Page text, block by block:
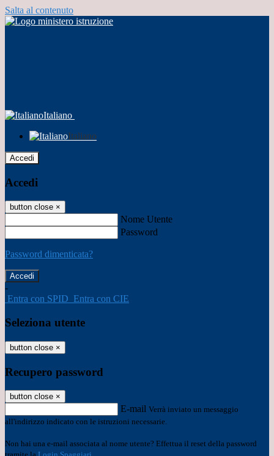
Salta al contenuto
Italiano
Italiano
Accedi
Accedi
button close ×
Nome Utente
Password
Password dimenticata?
-
Entra con SPID Entra con CIE
Seleziona utente
button close ×
Recupero password
button close ×
E-mail Verrà inviato un messaggio
all'indirizzo indicato con le istruzioni necessarie.
Non hai una e-mail associata al nome utente? Effettua il reset della password